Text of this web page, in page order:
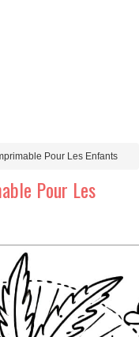
Pour Les Enfants
Pour Les